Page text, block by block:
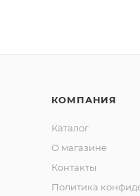
КОМПАНИЯ
Каталог
О магазине
Контакты
Политика